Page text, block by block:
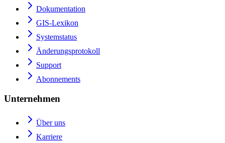
Dokumentation
GIS-Lexikon
Systemstatus
Änderungsprotokoll
Support
Abonnements
Unternehmen
Über uns
Karriere